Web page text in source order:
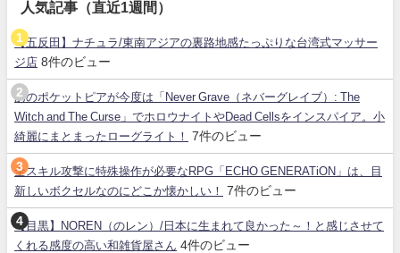
人気記事（直近1週間）
【五反田】ナチュラ/東南アジアの裏路地感たっぷりな台湾式マッサー
ジ店 8件のビュー
あのポケットピアが今度は「Never Grave（ネバーグレイブ）: The
Witch and The Curse」でホロウナイトやDead Cellsをインスパイア。小
綺麗にまとまったローグライト！
7件のビュー
全スキル攻撃に特殊操作が必要なRPG「ECHO GENERATiON」は、目
新しいボクセルなのにどこか懐かしい！
7件のビュー
【目黒】NOREN（のレン）/日本に生まれて良かった～！と感じさせて
くれる感度の高い和雑貨屋さん 4件のビュー